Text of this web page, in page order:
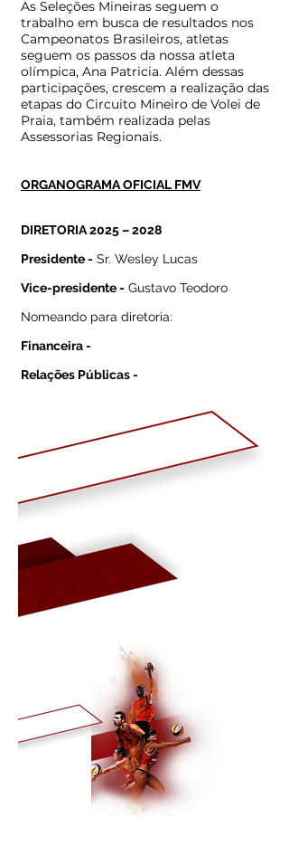
As Seleções Mineiras seguem o
trabalho em busca de resultados nos
Campeonatos Brasileiros, atletas
seguem os passos da nossa atleta
olímpica, Ana Patricia. Além dessas
participações, crescem a realização das
etapas do Circuito Mineiro de Volei de
Praia, também realizada pelas
Assessorias Regionais.
ORGANOGRAMA OFICIAL FMV
DIRETORIA 2025 – 2028
Presidente - Sr. Wesley Lucas
Vice-presidente - Gustavo Teodoro
Nomeando para diretoria:
Financeira -
Relações Públicas -